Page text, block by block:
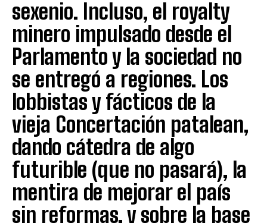
sexenio. Incluso, el royalty
minero impulsado desde el
Parlamento y la sociedad no
se entregó a regiones. Los
lobbistas y fácticos de la
vieja Concertación patalean,
dando cátedra de algo
futurible (que no pasará), la
mentira de mejorar el país
sin reformas, y sobre la base